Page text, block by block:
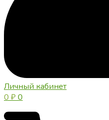
Личный кабинет
0 ₽0